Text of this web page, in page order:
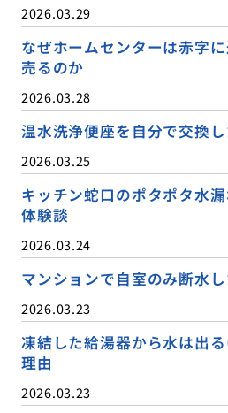
2026.03.29
なぜホームセンターは赤字
売るのか
2026.03.28
温水洗浄便座を自分で交換
2026.03.25
キッチン蛇口のポタポタ水
体験談
2026.03.24
マンションで自室のみ断水
2026.03.23
凍結した給湯器から水は出
理由
2026.03.23